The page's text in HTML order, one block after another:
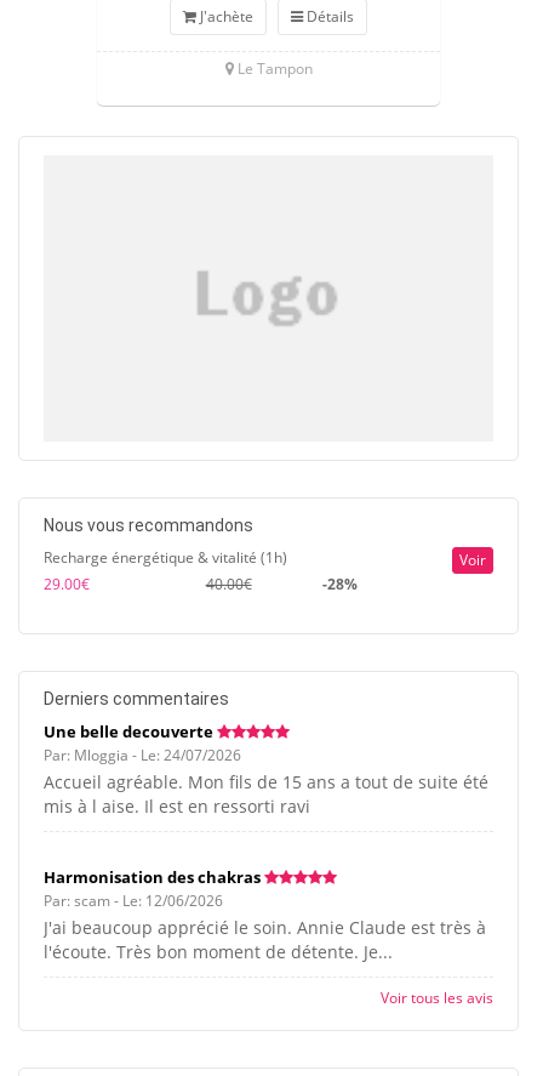
J'achète Détails
Le Tampon
Nous vous recommandons
Recharge énergétique & vitalité (1h)
Voir
29.00€
40.00€ -28%
Derniers commentaires
Une belle decouverte
Par: Mloggia - Le: 24/07/2026
Accueil agréable. Mon fils de 15 ans a tout de suite été
mis à l aise. Il est en ressorti ravi
Harmonisation des chakras
Par: scam - Le: 12/06/2026
J'ai beaucoup apprécié le soin. Annie Claude est très à
l'écoute. Très bon moment de détente. Je...
Voir tous les avis